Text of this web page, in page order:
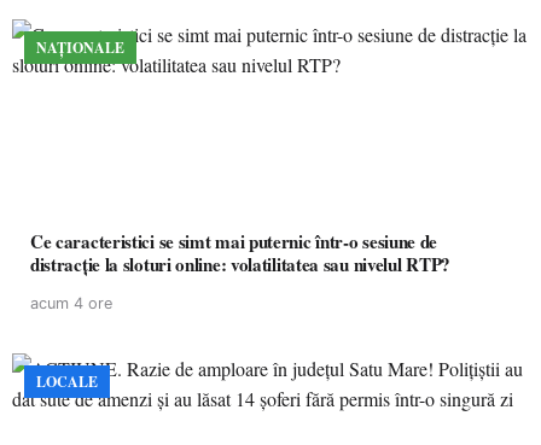
NAȚIONALE
Ce caracteristici se simt mai puternic într-o sesiune de
distracție la sloturi online: volatilitatea sau nivelul RTP?
acum 4 ore
LOCALE